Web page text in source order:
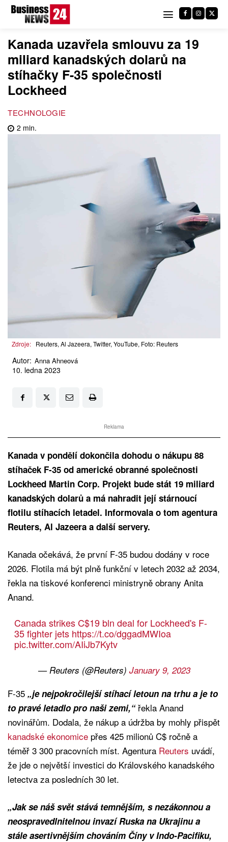
Kanada uzavřela smlouvu za 19
miliard kanadských dolarů na
stíhačky F-35 společnosti
Lockheed
TECHNOLOGIE
2 min.
Zdroje: Reuters, Al Jazeera, Twitter, YouTube, Foto: Reuters
Autor: Anna Ahneová
10. ledna 2023
Reklama
Kanada v pondělí dokončila dohodu o nákupu 88
stíhaček F-35 od americké obranné společnosti
Lockheed Martin Corp. Projekt bude stát 19 miliard
kanadských dolarů a má nahradit její stárnoucí
flotilu stíhacích letadel. Informovala o tom agentura
Reuters, Al Jazeera a další servery.
Kanada očekává, že první F-35 budou dodány v roce
2026. Flotila má být plně funkční v letech 2032 až 2034,
řekla na tiskové konferenci ministryně obrany Anita
Anand.
Canada strikes C$19 bln deal for Lockheed's F-
35 fighter jets https://t.co/dggadMWIoa
pic.twitter.com/AIiJb7Kytv
— Reuters (@Reuters) January 9, 2023
F-35 „je nejpokročilejší stíhací letoun na trhu a je to
to pravé letadlo pro naši zemi,“řekla Anand
novinářům. Dodala, že nákup a údržba by mohly přispět
kanadské ekonomice přes 425 milionů C$ ročně a
téměř 3 300 pracovních míst. Agentura Reuters uvádí,
že jde o největší investici do Královského kanadského
letectva za posledních 30 let.
„Jak se náš svět stává temnějším, s nezákonnou a
neospravedlnitelnou invazí Ruska na Ukrajinu a
stále asertivnějším chováním Číny v Indo-Pacifiku,